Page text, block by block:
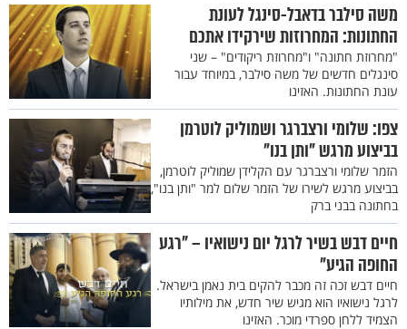
משה סילבר בדאבל-סינגל לעונת
החתונות: המחרוזות שירקידו אתכם
"מחרוזת חתונה" ו"מחרוזת ריקודים" – שני
סינגלים חדשים של משה סילבר, במיוחד עבור
עונת החתונות. האזינו
צפו: שלומי ורצברגר ושמוליק לוטרמן
בביצוע מרגש "ותן בנו"
הזמר שלומי ורצברגר עם הקלידן שמוליק לוטרמן,
בביצוע מרגש לשירו של הזמר שלום למר "ותן בנו",
בחתונה בבני ברק
חיים דבש בשיר לרגל יום נישואיו – "רגע
החופה הגיע"
חיים דבש זכה זה מכבר להקים בית נאמן בישראל.
לרגל נישואיו הוא מגיש שיר חדש, את מילותיו
הצמיד ללחן ספרדי מוכר. האזינו